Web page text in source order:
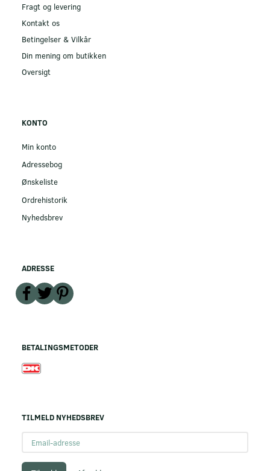
Fragt og levering
Kontakt os
Betingelser & Vilkår
Din mening om butikken
Oversigt
KONTO
Min konto
Adressebog
Ønskeliste
Ordrehistorik
Nyhedsbrev
ADRESSE
BETALINGSMETODER
TILMELD NYHEDSBREV
adresse